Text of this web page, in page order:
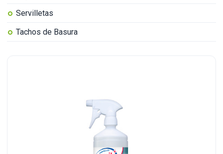
Servilletas
Tachos de Basura